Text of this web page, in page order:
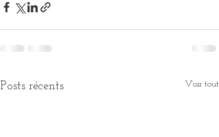
Posts récents Voir tout